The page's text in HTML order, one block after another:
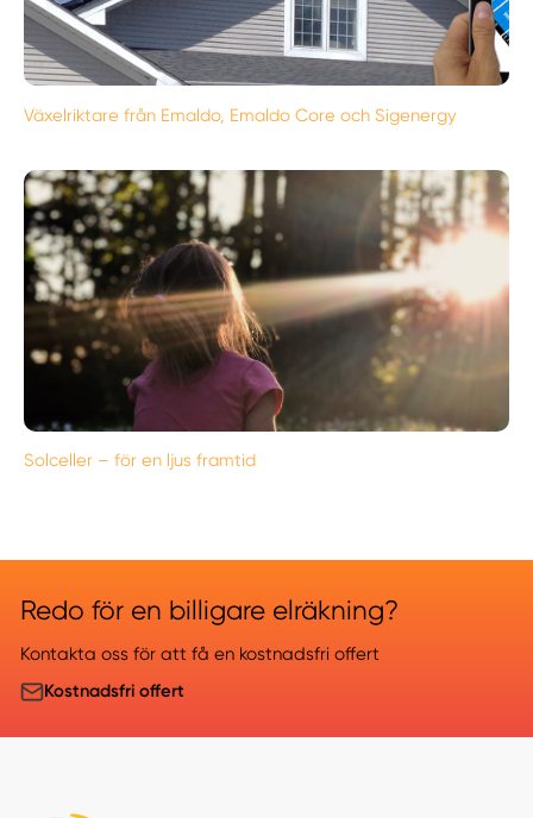
Växelriktare från Emaldo, Emaldo Core och Sigenergy
Solceller – för en ljus framtid
Redo för en billigare elräkning?
Kontakta oss för att få en kostnadsfri offert
Kostnadsfri offert